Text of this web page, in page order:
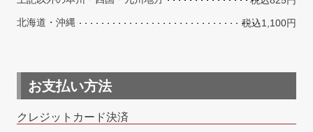
北海道・沖縄 税込1,100円
お支払い方法
クレジットカード決済